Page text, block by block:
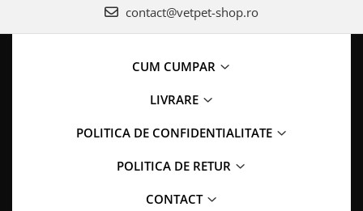
contact@vetpet-shop.ro
CUM CUMPAR
LIVRARE
POLITICA DE CONFIDENTIALITATE
POLITICA DE RETUR
CONTACT